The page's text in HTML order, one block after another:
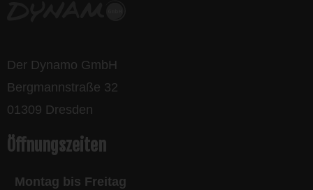
Der Dynamo GmbH
Bergmannstraße 32
01309 Dresden
Öffnungszeiten
Montag bis Freitag